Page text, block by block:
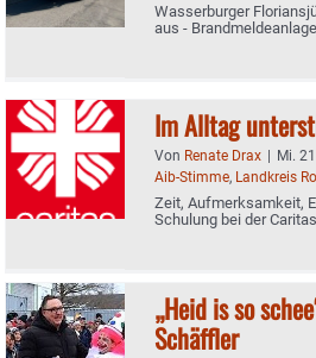
Wasserburger
aus -
Im Alltag
Von Renate Drax | Mi.
Aib-Stimme, Landkreis
Zeit, Aufmerksamkeit,
Schulung bei der
„Heid is so
Schäffler